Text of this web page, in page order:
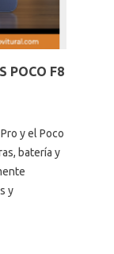
POCO F8
y el Poco
batería y
y